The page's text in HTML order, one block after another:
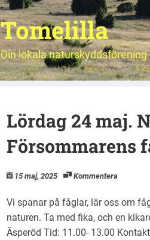
Tomelilla
Din lokala naturskyddsförening
Lördag 24 maj.
Försommarens
15 maj, 2025 Kommentera
Vi spanar på fåglar, lär oss om
naturen. Ta med fika, och en
Äsperöd Tid: 11.00- 13.00